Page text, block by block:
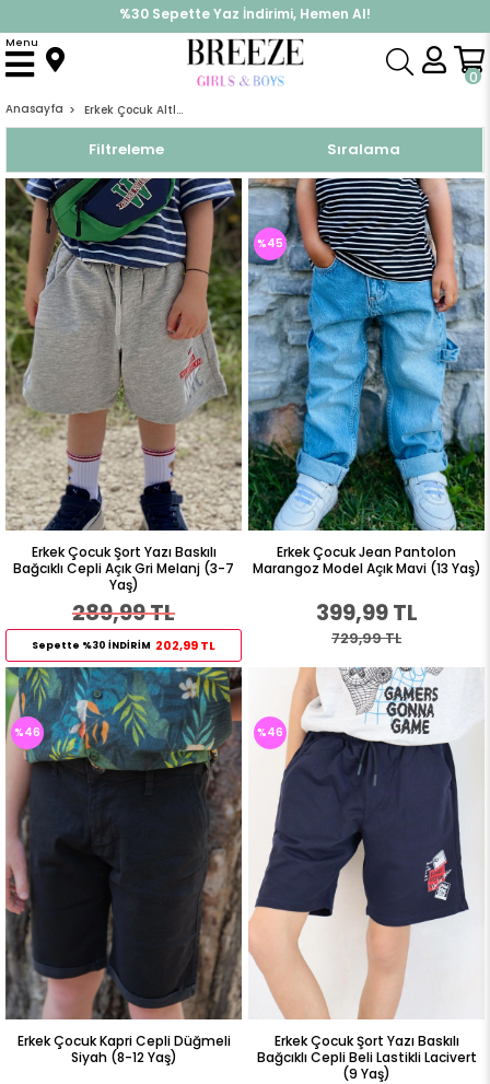
%30 Sepette Yaz İndirimi, Hemen Al!
İndirimlere ek %10 İndirimi Kap, Hemen Üye Ol!
0
Menu
Anasayfa Erkek Çocuk Altları
Filtreleme Sıralama
Erkek Çocuk Şort Yazı Baskılı
Bağcıklı Cepli Açık Gri Melanj (3-7
Yaş)
289,99 TL
Sepette %30 İNDİRİM 202,99 TL
Erkek Çocuk Jean Pantolon
Marangoz Model Açık Mavi (13 Yaş)
399,99 TL
729,99 TL
%45
Erkek Çocuk Kapri Cepli Düğmeli
Siyah (8-12 Yaş)
%46
Erkek Çocuk Şort Yazı Baskılı
Bağcıklı Cepli Beli Lastikli Lacivert
(9 Yaş)
%46